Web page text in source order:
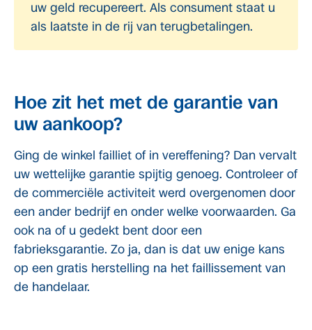
uw geld recupereert. Als consument staat u
als laatste in de rij van terugbetalingen.
Hoe zit het met de garantie van
uw aankoop?
Ging de winkel failliet of in vereffening? Dan vervalt
uw wettelijke garantie spijtig genoeg. Controleer of
de commerciële activiteit werd overgenomen door
een ander bedrijf en onder welke voorwaarden. Ga
ook na of u gedekt bent door een
fabrieksgarantie. Zo ja, dan is dat uw enige kans
op een gratis herstelling na het faillissement van
de handelaar.